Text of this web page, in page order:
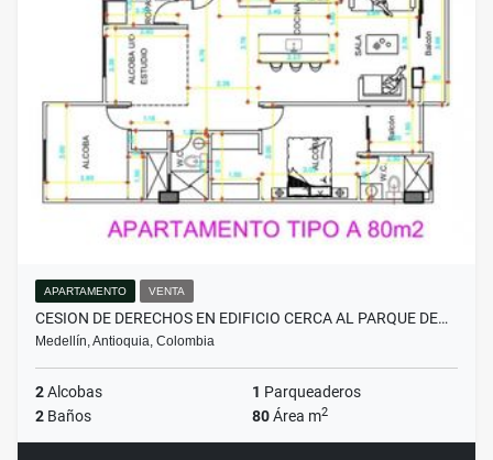
APARTAMENTO VENTA
CESION DE DERECHOS EN EDIFICIO CERCA AL PARQUE DE…
Medellín, Antioquia, Colombia
2Alcobas 1 Parqueaderos
2 Baños 80Área m2